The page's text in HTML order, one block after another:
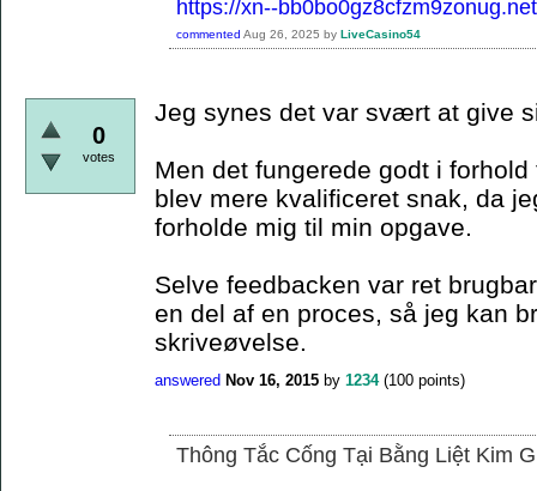
https://xn--bb0bo0gz8cfzm9zonug.net
commented Aug 26, 2025 by LiveCasino54
0
votes
Jeg synes det var svært at give
Men det fungerede godt i
blev mere kvalificeret snak, da
forholde mig til min opgave.
Selve feedbacken var ret
en del af en proces, så jeg kan
skriveøvelse.
answered Nov 16, 2015 by 1234 (100 points)
Thông Tắc Cống Tại Bằng Liệt Kim